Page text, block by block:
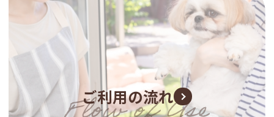
ご利用の流れ